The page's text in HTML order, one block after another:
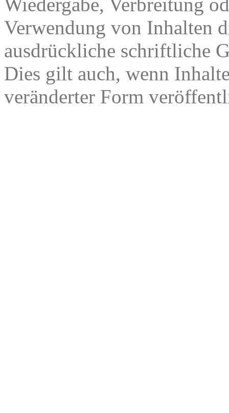
Verwendung von Inhalten
ausdrückliche schriftliche
Dies gilt auch, wenn
veränderter Form